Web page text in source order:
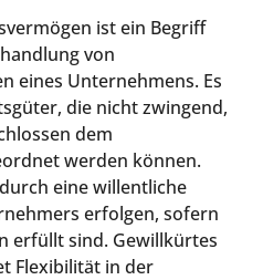
ist ein Begriff
von
eines Unternehmens. Es
die nicht zwingend,
dem
werden können.
eine willentliche
erfolgen, sofern
erfüllt sind. Gewillkürtes
Flexibilität in der